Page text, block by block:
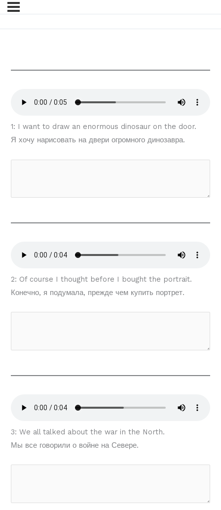
1: I want to draw an enormous dinosaur on the door.
Я хочу нарисовать на двери огромного динозавра.
2: Of course I thought before I bought the portrait.
Конечно, я подумала, прежде чем купить портрет.
3: We all talked about the war in the North.
Мы все говорили о войне на Севере.